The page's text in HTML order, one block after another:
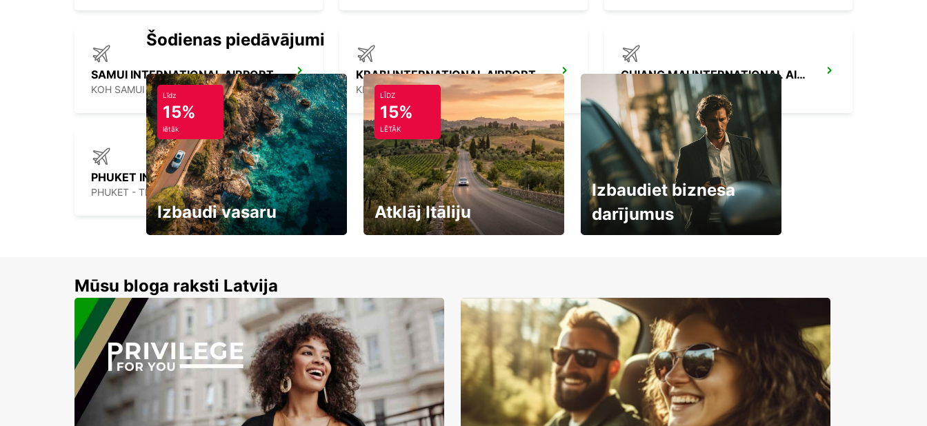
SAMUI INTERNATIONAL AIRPORT
KOH SAMUI - THAILAND
KRABI INTERNATIONAL AIRPORT
KRABI - THAILAND
CHIANG MAI INTERNATIONAL AIRPORT
CHIANG MAI - THAILAND
PHUKET INTERNATIONAL AIRPORT
PHUKET - THAILAND
Šodienas piedāvājumi
Līdz
15%
lētāk
Izbaudi vasaru
LĪDZ
15%
LĒTĀK
Atklāj Itāliju
Izbaudiet biznesa
darījumus
Mūsu bloga raksti Latvija